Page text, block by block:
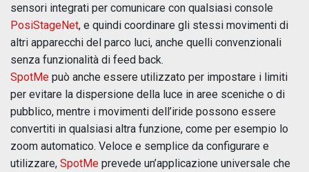
sensori integrati per comunicare con qualsiasi console
PosiStageNet, e quindi coordinare gli stessi movimenti di
altri apparecchi del parco luci, anche quelli convenzionali
senza funzionalità di feed back.
SpotMe può anche essere utilizzato per impostare i limiti
per evitare la dispersione della luce in aree sceniche o di
pubblico, mentre i movimenti dell’iride possono essere
convertiti in qualsiasi altra funzione, come per esempio lo
zoom automatico. Veloce e semplice da configurare e
utilizzare, SpotMe prevede un’applicazione universale che